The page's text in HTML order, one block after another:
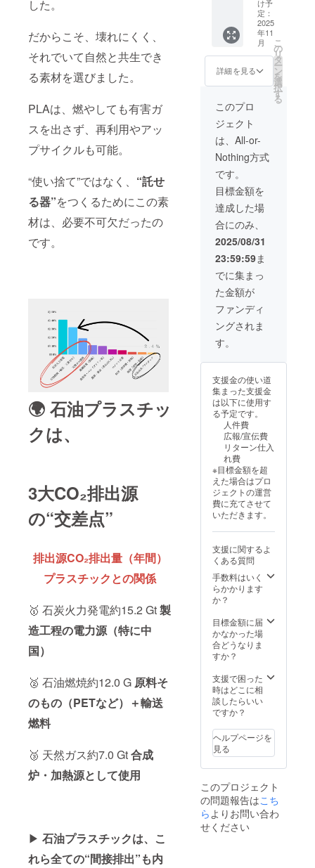
した。
だからこそ、壊れにくく、
それでいて自然と共生でき
る素材を選びました。
PLAは、燃やしても有害ガ
スを出さず、再利用やアッ
プサイクルも可能。
“使い捨て”ではなく、 “託せ
る器”をつくるためにこの素
材は、必要不可欠だったの
です。
🌍 石油プラスチッ
クは、
3大CO₂排出源
の“交差点”
排出源CO₂排出量（年間）
プラスチックとの関係
🥇 石炭火力発電約15.2 Gt製
造工程の電力源（特に中
国）
🥈 石油燃焼約12.0 G 原料そ
のもの（PETなど）＋輸送
燃料
🥉 天然ガス約7.0 Gt合成
炉・加熱源として使用
▶ 石油プラスチックは、こ
れら全ての“間接排出”も内
てるデ
ザイン
は剥が
れ防止
のため
表面に
ウレタ
ンコー
ティン
グ）
コッ
プ：直
径×高さ
(mm):7
800mm
1000m
m）の
家具を
お作り
できま
す。 ・
詳細は
メール
でご連
絡しま
す。
け予
定：
2025
年11
月
詳細を見る
こ
の
リ
タ
ー
ン
を
選
択
す
る
このプロ
ジェクト
は、All-or-
Nothing方式
です。
目標金額を
達成した場
合にのみ、
2025/08/31
23:59:59ま
でに集まっ
た金額が
ファンディ
ングされま
す。
支援金の使い道
集まった支援金
は以下に使用す
る予定です。
人件費
広報/宣伝費
リターン仕入
れ費
※目標金額を超
えた場合はプロ
ジェクトの運営
費に充てさせて
いただきます。
支援に関するよ
くある質問
手数料はいく
らかかります
か？
目標金額に届
かなかった場
合どうなりま
すか？
支援で困った
時はどこに相
談したらいい
ですか？
ヘルプページを
見る
このプロジェクト
の問題報告はこち
ら よりお問い合わ
せください